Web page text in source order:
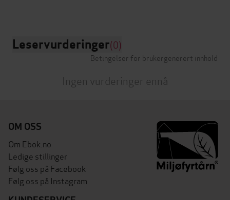
Leservurderinger(0)
Betingelser for brukergenerert innhold
Ingen vurderinger ennå
OM OSS
Om Ebok.no
Ledige stillinger
Følg oss på Facebook
Følg oss på Instagram